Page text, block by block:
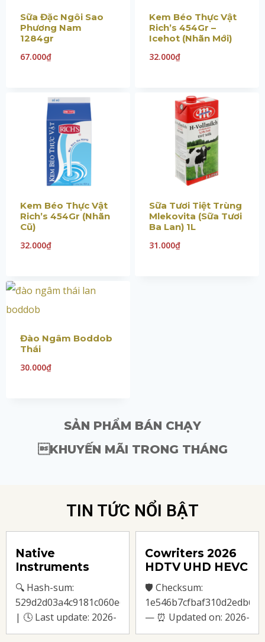
Sữa Đặc Ngôi Sao
Phương Nam
1284gr
67.000₫
Kem Béo Thực Vật
Rich’s 454Gr –
Icehot (Nhãn Mới)
32.000₫
Kem Béo Thực Vật
Rich’s 454Gr (Nhãn
Cũ)
32.000₫
Sữa Tươi Tiệt Trùng
Mlekovita (Sữa Tươi
Ba Lan) 1L
31.000₫
Đào Ngâm Boddob
Thái
30.000₫
SẢN PHẨM BÁN CHẠY
KHUYẾN MÃI TRONG THÁNG
TIN TỨC NỔI BẬT
Native
Instruments
Kontakt Crack
for PC Windows
10 Verified
🔍 Hash-sum:
529d2d03a4c9181c060e681078077d7f
| 🕓 Last update: 2026-
08-04 Verify Processor:
Cowriters 2026
HDTV UHD HEVC
Clean Audio UHD
Magnet
🛡️ Checksum:
— ⏰ Updated on: 2026-
07-29 Verify Video